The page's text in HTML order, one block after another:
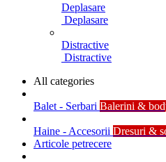
Deplasare
Deplasare
Distractive
Distractive
All categories
Balet - Serbari Balerini &
Haine - Accesorii Dresuri &
Articole petrecere